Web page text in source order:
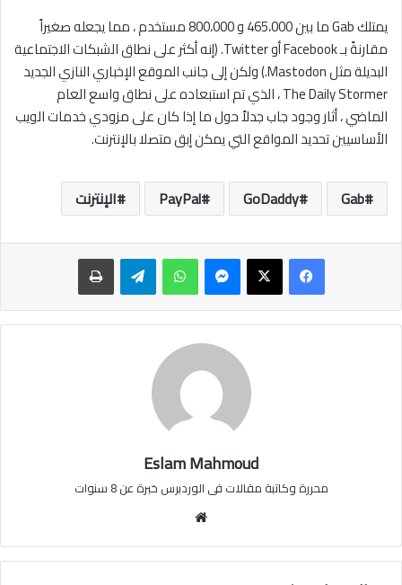
يمتلك Gab ما بين 465،000 و 800،000 مستخدم ، مما يجعله صغيراً
مقارنةً بـ Facebook أو Twitter. (إنه أكثر على نطاق الشبكات الاجتماعية
البديلة مثل Mastodon.) ولكن إلى جانب الموقع الإخباري النازي الجديد
The Daily Stormer ، الذي تم استبعاده على نطاق واسع العام
الماضي ، أثار وجود جاب جدلاً حول ما إذا كان على مزودي خدمات الويب
الأساسيين تحديد المواقع التي يمكن إبق متصلا بالإنترنت.
Gab
GoDaddy
PayPal الإنترنت
ماسنجر واتساب تيلقرام
Eslam Mahmoud
محررة وكاتبة مقالات فى الوردبرس خبرة عن 8 سنوات